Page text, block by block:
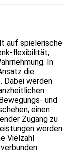
auf spielerische
flexibilität,
In
die
Dabei werden
und
einen
Zugang zu
werden
Vielzahl